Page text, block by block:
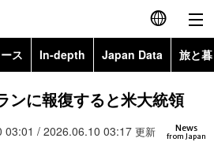
English
简体字
繁體字
ス In-depth Japan Data 旅と
Topics
Images
ンに報復すると米大統領
News
from Japan
03:01 / 2026.06.10 03:17 更新